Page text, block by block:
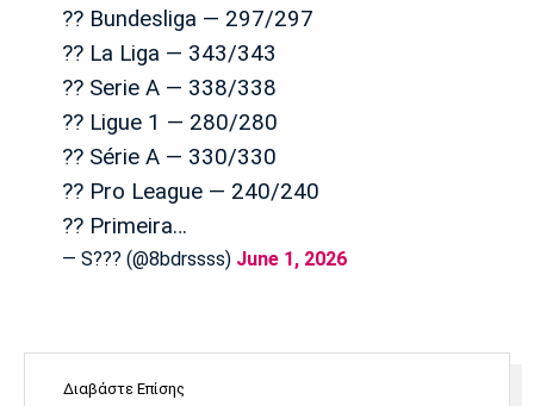
?? Bundesliga — 297/297
?? La Liga — 343/343
?? Serie A — 338/338
?? Ligue 1 — 280/280
?? Série A — 330/330
?? Pro League — 240/240
?? Primeira…
— S?️?? (@8bdrssss) June 1, 2026
Διαβάστε Επίσης